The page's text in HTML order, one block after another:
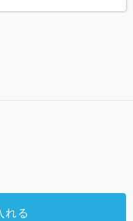
れる